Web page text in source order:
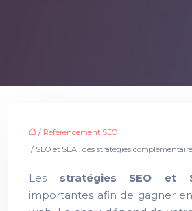
/ Référencement SEO
/ SEO et SEA : des stratégies
Les stratégies SEO et
importantes afin de gagner